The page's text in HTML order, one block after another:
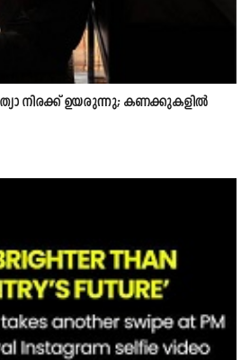
നിരക്ക് ഉയരുന്നു; കണക്കുകളിൽ